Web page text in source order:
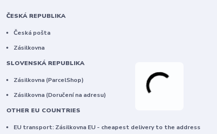
ČESKÁ REPUBLIKA
Česká pošta
Zásilkovna
SLOVENSKÁ REPUBLIKA
Zásilkovna (ParcelShop)
Zásilkovna (Doručení na adresu)
OTHER EU COUNTRIES
EU transport: Zásilkovna EU - cheapest delivery to the address